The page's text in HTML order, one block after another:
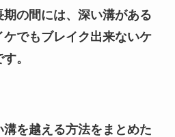
の間には、深い溝がある
でもブレイク出来ないケ
。
を越える方法をまとめた